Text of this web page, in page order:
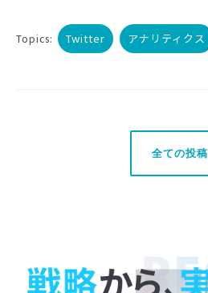
Topics: Twitter アナリティクス
全ての投稿